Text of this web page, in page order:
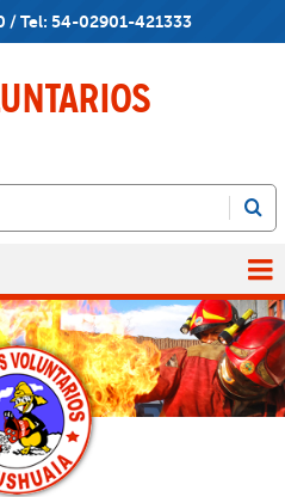
/ Tel: 54-02901-421333